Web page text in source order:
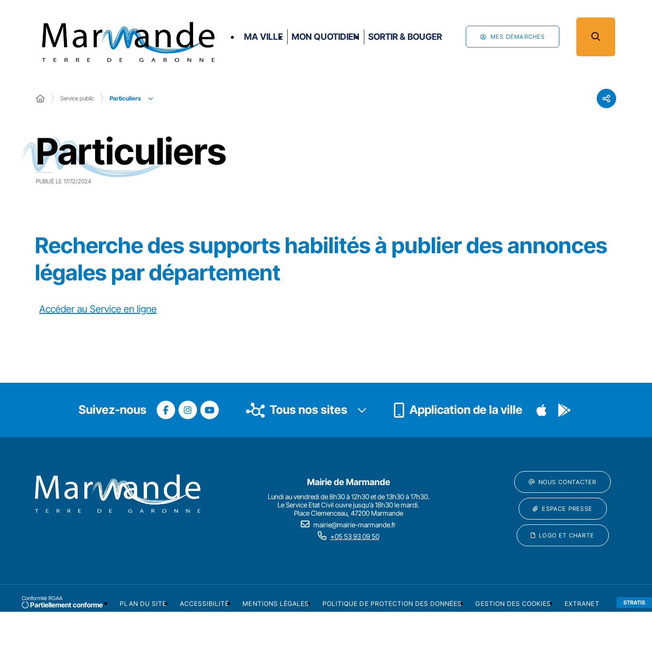
MA VILLE MON QUOTIDIEN SORTIR & BOUGER MES DÉMARCHES
Service public Particuliers
Particuliers
PUBLIÉ LE 17/12/2024
Recherche des supports habilités à publier des annonces
légales par département
Accéder au Service en ligne
Suivez-nous Tous nos sites Application de la ville
Mairie de Marmande
Lundi au vendredi de 8h30 à 12h30 et de 13h30 à 17h30.
Le Service Etat Civil ouvre jusqu'à 18h30 le mardi.
Place Clemenceau, 47200 Marmande
mairie@mairie-marmande.fr
+05 53 93 09 50
NOUS CONTACTER
ESPACE PRESSE
LOGO ET CHARTE
Conformité RGAA
Partiellement conforme PLAN DU SITE ACCESSIBILITÉ MENTIONS LÉGALES POLITIQUE DE PROTECTION DES DONNÉES GESTION DES COOKIES EXTRANET STRATIS